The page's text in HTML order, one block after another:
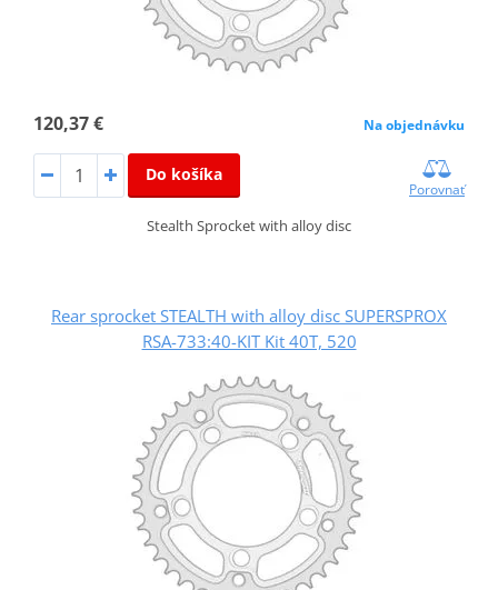
120,37 € Na objednávku
Do košíka
Porovnať
Stealth Sprocket with alloy disc
Rear sprocket STEALTH with alloy disc SUPERSPROX
RSA-733:40-KIT Kit 40T, 520